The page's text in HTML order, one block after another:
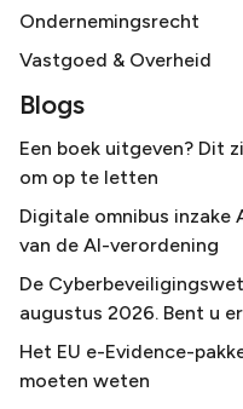
Ondernemingsrecht
Vastgoed & Overheid
Blogs
Een boek uitgeven? Dit
om op te letten
Digitale omnibus inzake
van de AI-verordening
De
augustus 2026. Bent u
Het EU e-Evidence-
moeten weten